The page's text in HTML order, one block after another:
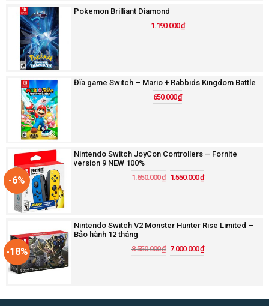
Pokemon Brilliant Diamond
1.190.000₫
Đĩa game Switch – Mario + Rabbids Kingdom Battle
650.000₫
-6%
Nintendo Switch JoyCon Controllers – Fornite
version 9 NEW 100%
1.650.000₫ 1.550.000₫
-18%
Nintendo Switch V2 Monster Hunter Rise Limited –
Bảo hành 12 tháng
8.550.000₫ 7.000.000₫